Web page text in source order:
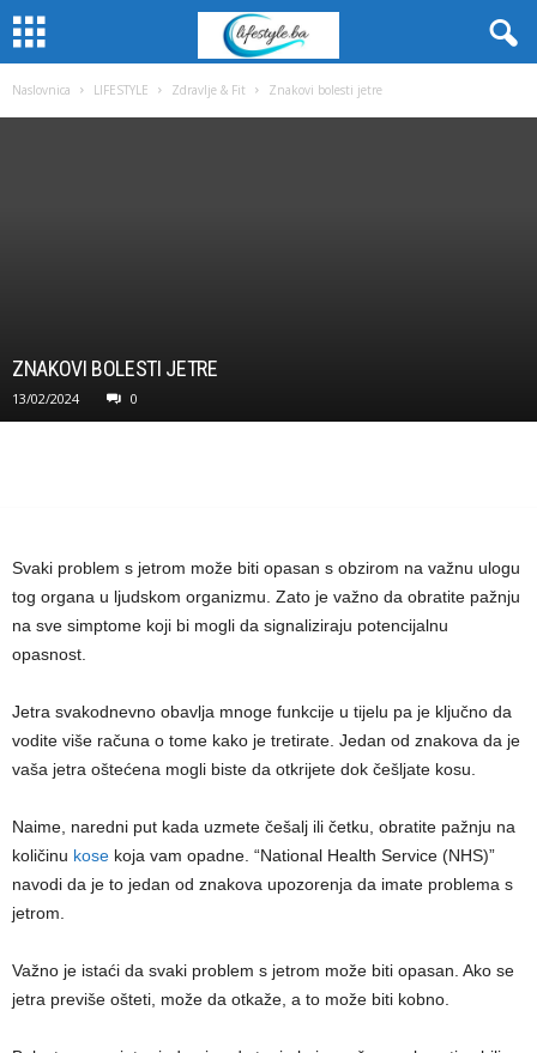
Naslovnica LIFESTYLE Zdravlje & Fit Znakovi bolesti jetre
ZNAKOVI BOLESTI JETRE
13/02/2024 0
Svaki problem s jetrom može biti opasan s obzirom na važnu ulogu
tog organa u ljudskom organizmu. Zato je važno da obratite pažnju
na sve simptome koji bi mogli da signaliziraju potencijalnu
opasnost.
Jetra svakodnevno obavlja mnoge funkcije u tijelu pa je ključno da
vodite više računa o tome kako je tretirate. Jedan od znakova da je
vaša jetra oštećena mogli biste da otkrijete dok češljate kosu.
Naime, naredni put kada uzmete češalj ili četku, obratite pažnju na
količinu kose koja vam opadne. “National Health Service (NHS)”
navodi da je to jedan od znakova upozorenja da imate problema s
jetrom.
Važno je istaći da svaki problem s jetrom može biti opasan. Ako se
jetra previše ošteti, može da otkaže, a to može biti kobno.